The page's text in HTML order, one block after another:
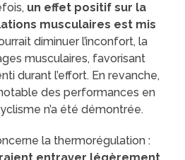
un effet positif sur la
musculaires est mis
diminuer l’inconfort, la
musculaires, favorisant
durant l’effort. En revanche,
des performances en
n’a été démontrée.
la thermorégulation :